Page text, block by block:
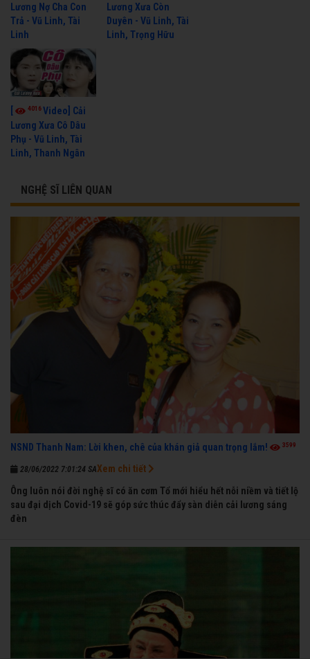
Lương Nợ Cha Con
Trả - Vũ Linh, Tài
Linh
Lương Xưa Còn
Duyên - Vũ Linh, Tài
Linh, Trọng Hữu
4016Video] Cải
Lương Xưa Cô Dâu
Phụ - Vũ Linh, Tài
Linh, Thanh Ngân
NGHỆ SĨ LIÊN QUAN
NSND Thanh Nam: Lời khen, chê của khán giả quan trọng lắm! 3599
28/06/2022 7:01:24 SA
Ông luôn nói đời nghệ sĩ có ăn cơm Tổ mới hiểu hết nỗi niềm và tiết lộ
sau đại dịch Covid-19 sẽ góp sức thúc đẩy sàn diễn cải lương sáng
đèn
Xem chi tiết